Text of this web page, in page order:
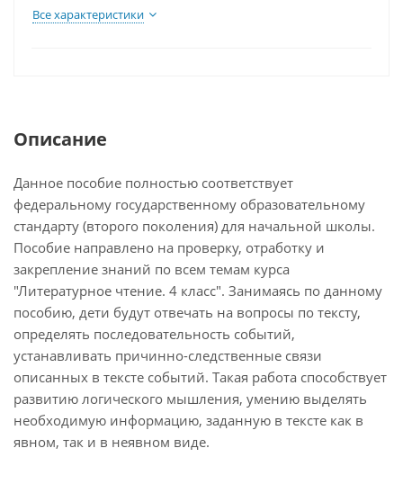
Все характеристики
Описание
Данное пособие полностью соответствует
федеральному государственному образовательному
стандарту (второго поколения) для начальной школы.
Пособие направлено на проверку, отработку и
закрепление знаний по всем темам курса
"Литературное чтение. 4 класс". Занимаясь по данному
пособию, дети будут отвечать на вопросы по тексту,
определять последовательность событий,
устанавливать причинно-следственные связи
описанных в тексте событий. Такая работа способствует
развитию логического мышления, умению выделять
необходимую информацию, заданную в тексте как в
явном, так и в неявном виде.